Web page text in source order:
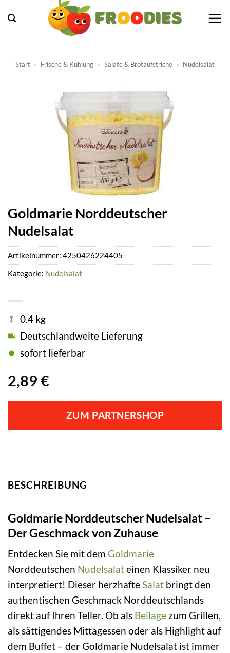
Inhalt
Start » Frische & Kühlung » Salate & Brotaufstriche » Nudelsalat
Goldmarie Norddeutscher
Nudelsalat
2,89 €
0.4 kg
Deutschlandweite Lieferung
sofort lieferbar
ZUM PARTNERSHOP
Artikelnummer: 4250426224405
Kategorie: Nudelsalat
BESCHREIBUNG
Goldmarie Norddeutscher Nudelsalat –
Der Geschmack von Zuhause
Entdecken Sie mit dem Goldmarie
Norddeutschen Nudelsalateinen Klassiker neu
interpretiert! Dieser herzhafteSalat bringt den
authentischen Geschmack Norddeutschlands
direkt auf Ihren Teller. Ob als Beilage zum Grillen,
als sättigendes Mittagessen oder als Highlight auf
dem Buffet – der Goldmarie Nudelsalat ist immer